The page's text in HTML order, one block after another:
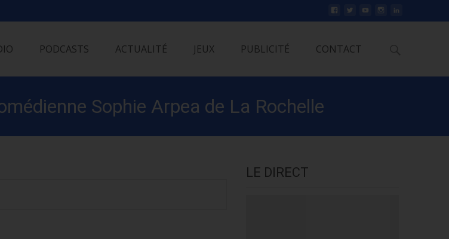
PODCASTS ACTUALITÉ JEUX PUBLICITÉ CONTACT
Sophie Arpea de La Rochelle
LE DIRECT